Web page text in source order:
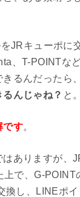
JRキューポに
、T-POINTな
るんだったら
んじゃね？ と。
です。
ありますが、
上で、G-POINT
換し、LINEポ